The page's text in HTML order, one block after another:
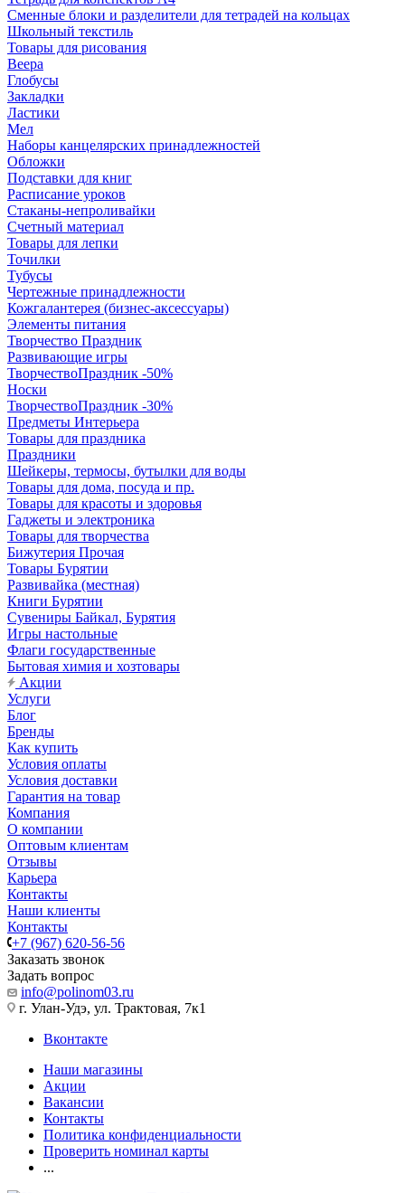
Сменные блоки и разделители для тетрадей на кольцах
Школьный текстиль
Товары для рисования
Веера
Глобусы
Закладки
Ластики
Мел
Наборы канцелярских принадлежностей
Обложки
Подставки для книг
Расписание уроков
Стаканы-непроливайки
Счетный материал
Товары для лепки
Точилки
Тубусы
Чертежные принадлежности
Кожгалантерея (бизнес-аксессуары)
Элементы питания
Творчество Праздник
Развивающие игры
ТворчествоПраздник -50%
Носки
ТворчествоПраздник -30%
Предметы Интерьера
Товары для праздника
Праздники
Шейкеры, термосы, бутылки для воды
Товары для дома, посуда и пр.
Товары для красоты и здоровья
Гаджеты и электроника
Товары для творчества
Бижутерия Прочая
Товары Бурятии
Развивайка (местная)
Книги Бурятии
Сувениры Байкал, Бурятия
Игры настольные
Флаги государственные
Бытовая химия и хозтовары
Акции
Услуги
Блог
Бренды
Как купить
Условия оплаты
Условия доставки
Гарантия на товар
Компания
О компании
Оптовым клиентам
Отзывы
Карьера
Контакты
Наши клиенты
Контакты
+7 (967) 620-56-56
Заказать звонок
Задать вопрос
info@polinom03.ru
г. Улан-Удэ, ул. Трактовая, 7к1
Вконтакте
Наши магазины
Акции
Вакансии
Контакты
Политика конфиденциальности
Проверить номинал карты
...